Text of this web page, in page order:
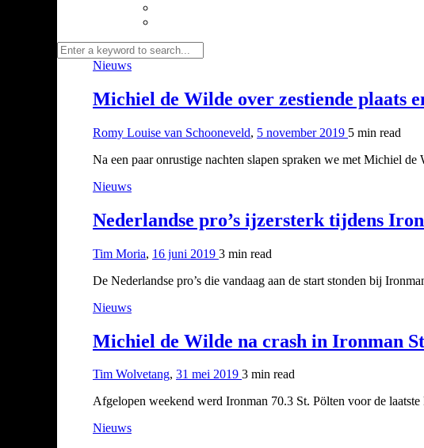
Nieuws
Michiel de Wilde over zestiende plaats
Romy Louise van Schooneveld, 5 november 2019 5 min read
Na een paar onrustige nachten slapen spraken we met Michiel
Nieuws
Nederlandse pro’s ijzersterk tijdens
Tim Moria, 16 juni 2019 3 min read
De Nederlandse pro’s die vandaag aan de start stonden bij
Nieuws
Michiel de Wilde na crash in Ironman
Tim Wolvetang, 31 mei 2019 3 min read
Afgelopen weekend werd Ironman 70.3 St. Pölten voor de
Nieuws